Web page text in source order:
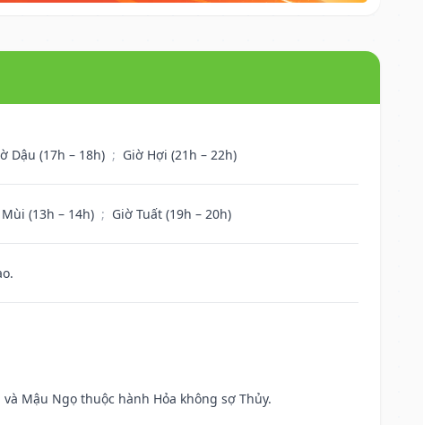
Dậu (17h – 18h) ; Giờ Hợi (21h – 22h)
(13h – 14h) ; Giờ Tuất (19h – 20h)
Mậu Ngọ thuộc hành Hỏa không sợ Thủy.